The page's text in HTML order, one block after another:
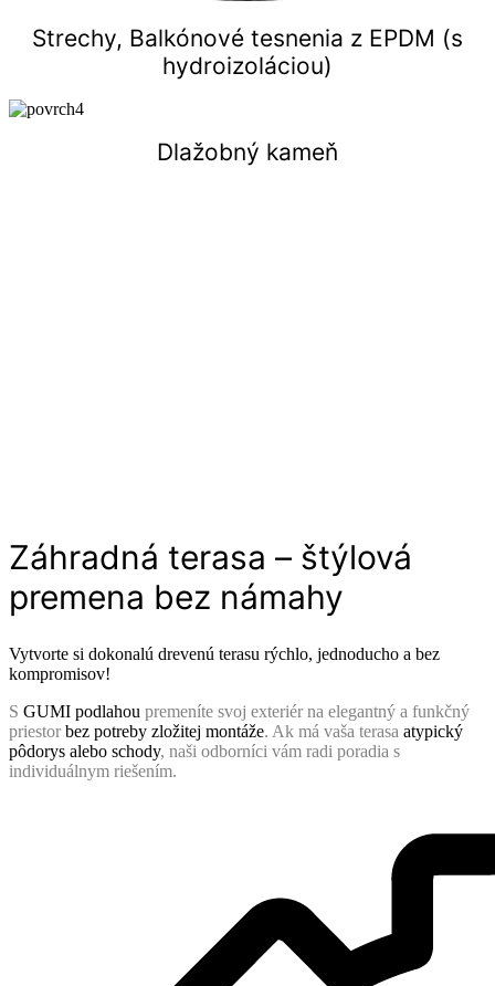
Strechy, Balkónové tesnenia z EPDM (s
hydroizoláciou)
Dlažobný kameň
Záhradná terasa – štýlová
premena bez námahy
Vytvorte si dokonalú drevenú terasu rýchlo, jednoducho a bez
kompromisov!
S GUMI podlahou premeníte svoj exteriér na elegantný a funkčný
priestor bez potreby zložitej montáže. Ak má vaša terasa atypický
pôdorys alebo schody, naši odborníci vám radi poradia s
individuálnym riešením.